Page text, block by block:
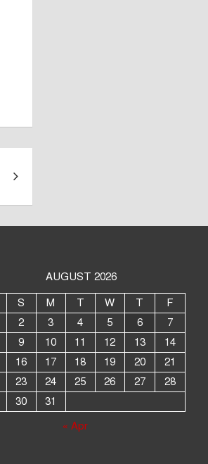
AUGUST 2026
S M T W T
F
2 3 4 5 6
7
9 10 11 12 13
14
16 17 18 19 20
21
23 24 25 26 27
28
30
31
« Apr